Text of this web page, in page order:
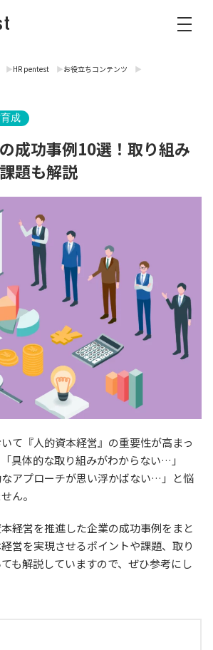
HR pentest お役立ちコンテンツ
成
成功事例10選！取り組み
題も解説
て『人的資本経営』の重要性が高まっ
具体的な取り組みがわからない…」
なアプローチが思い浮かばない…」と悩
ん。
経営を推進した企業の成功事例をまと
営を実現させるポイントや課題、取り
も解説していますので、ぜひ参考にし